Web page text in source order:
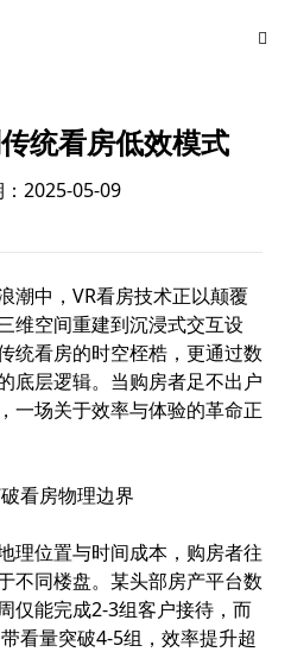
统看房低效模式
2025-05-09
潮中， VR看房技术正以颠覆
维空间重建到沉浸式交互设
统看房的时空桎梏，更通过数
底层逻辑。当购房者足不出户
一场关于效率与体验的革命正
看房物理边界
理位置与时间成本，购房者往
不同楼盘。某头部房产平台数
仅能完成2-3组客户接待，而
看量突破4-5组，效率提升超